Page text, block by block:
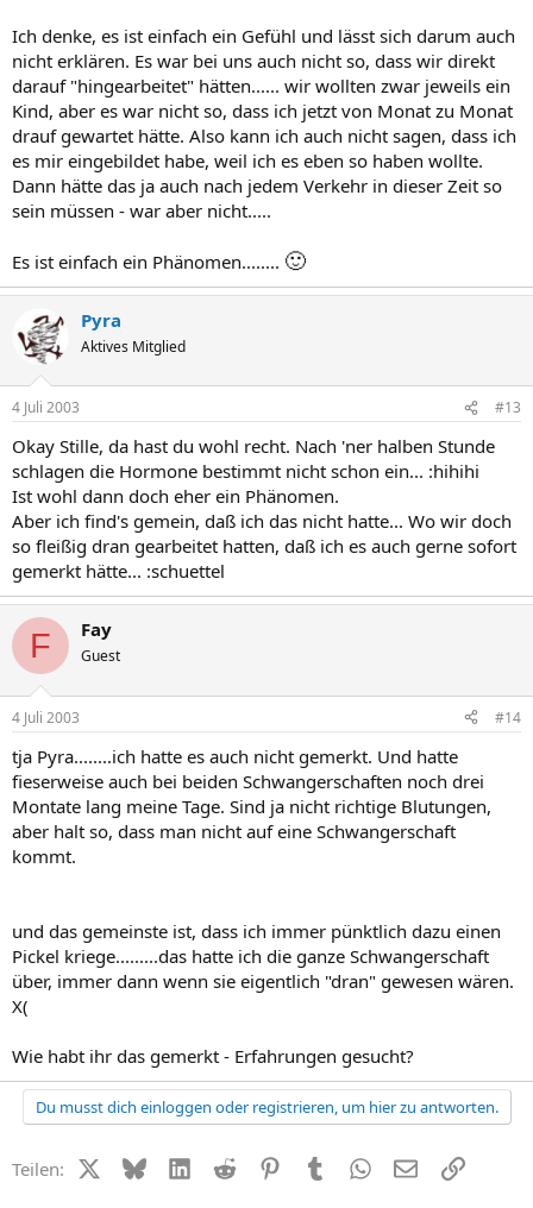
Ich denke, es ist einfach ein Gefühl und lässt sich darum auch
nicht erklären. Es war bei uns auch nicht so, dass wir direkt
darauf "hingearbeitet" hätten...... wir wollten zwar jeweils ein
Kind, aber es war nicht so, dass ich jetzt von Monat zu Monat
drauf gewartet hätte. Also kann ich auch nicht sagen, dass ich
es mir eingebildet habe, weil ich es eben so haben wollte.
Dann hätte das ja auch nach jedem Verkehr in dieser Zeit so
sein müssen - war aber nicht.....
Es ist einfach ein Phänomen........ 🙂
Pyra
Aktives Mitglied
4 Juli 2003 #13
Okay Stille, da hast du wohl recht. Nach 'ner halben Stunde
schlagen die Hormone bestimmt nicht schon ein... :hihihi
Ist wohl dann doch eher ein Phänomen.
Aber ich find's gemein, daß ich das nicht hatte... Wo wir doch
so fleißig dran gearbeitet hatten, daß ich es auch gerne sofort
gemerkt hätte... :schuettel
F Fay
Guest
4 Juli 2003 #14
tja Pyra........ich hatte es auch nicht gemerkt. Und hatte
fieserweise auch bei beiden Schwangerschaften noch drei
Montate lang meine Tage. Sind ja nicht richtige Blutungen,
aber halt so, dass man nicht auf eine Schwangerschaft
kommt.
und das gemeinste ist, dass ich immer pünktlich dazu einen
Pickel kriege.........das hatte ich die ganze Schwangerschaft
über, immer dann wenn sie eigentlich "dran" gewesen wären.
X(
Wie habt ihr das gemerkt - Erfahrungen gesucht?
Du musst dich einloggen oder registrieren, um hier zu antworten.
Teilen: X (Twitter)
BlueskyLinkedIn
Reddit PinterestTumblr WhatsApp
E-MailLink